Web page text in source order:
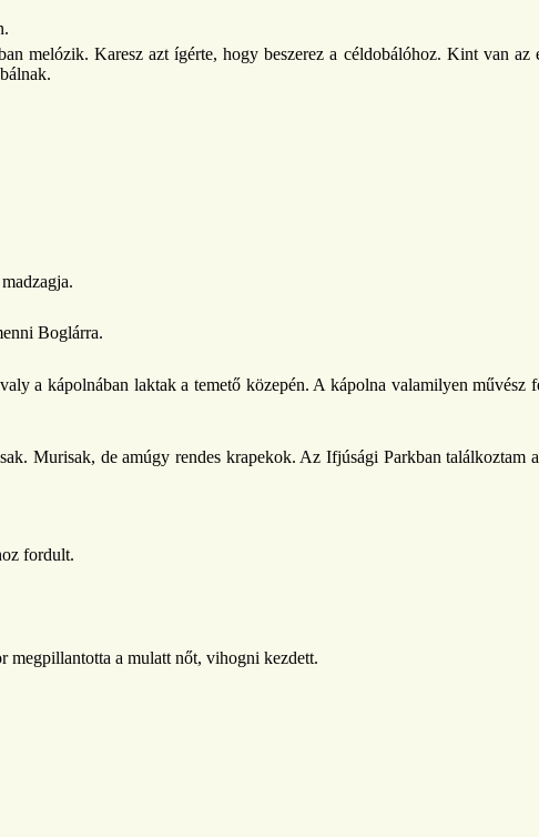
melózik. Karesz azt ígérte, hogy beszerez a céldobálóhoz. Kint van az
Boglárra.
a kápolnában laktak a temető közepén. A kápolna valamilyen művész
Murisak, de amúgy rendes krapekok. Az Ifjúsági Parkban találkoztam
fordult.
megpillantotta a mulatt nőt, vihogni kezdett.